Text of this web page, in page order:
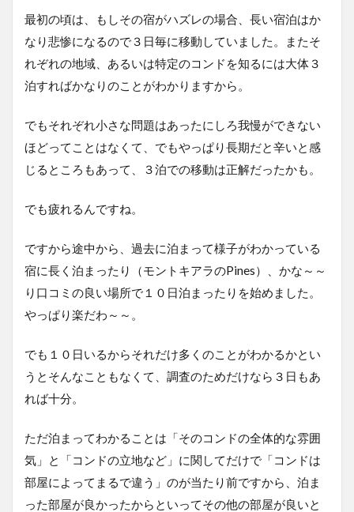
最初の頃は、もしその宿がハズレの場合、長い宿泊はか
なり悲惨になるので３日毎に移動していました。またそ
れぞれの地域、あるいは特定のコンドを知るには大体３
泊すればかなりのことがわかりますから。
でもそれぞれ小さな問題はあったにしろ我慢ができない
ほどってことはなくて、でもやっぱり長期だと辛いと感
じるところもあって、３泊での移動は正解だったかも。
でも疲れるんですね。
ですから途中から、過去に泊まって様子がわかっている
宿に長く泊まったり（モントキアラのPines）、かな～～
り口コミの良い場所で１０日泊まったりを始めました。
やっぱり楽だわ～～。
でも１０日いるからそれだけ多くのことがわかるかとい
うとそんなこともなくて、調査のためだけなら３日もあ
れば十分。
ただ泊まってわかることは「そのコンドの全体的な雰囲
気」と「コンドの立地など」に関してだけで「コンドは
部屋によってまるで違う」のが当たり前ですから、泊ま
った部屋が良かったからといってその他の部屋が良いと